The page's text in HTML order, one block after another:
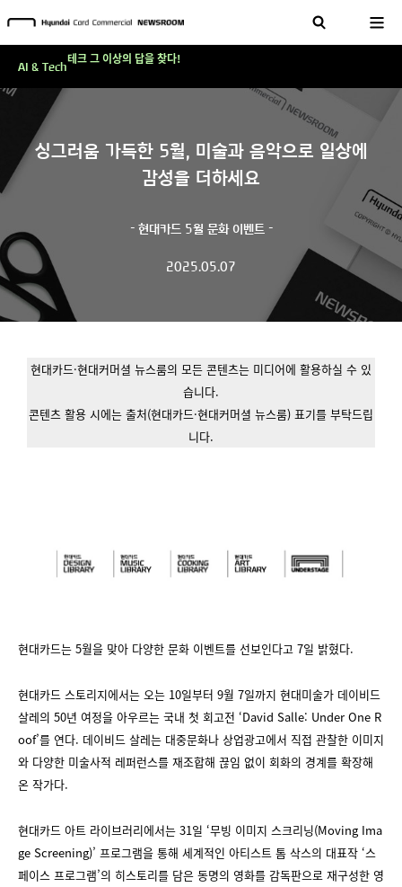
싱그러움 가득한 5월, 미술과 음악으로 일상에
감성을 더하세요
- 현대카드 5월 문화 이벤트 -
2025.05.07
현대카드·현대커머셜 뉴스룸의 모든 콘텐츠는 미디어에 활용하실 수 있
습니다.
콘텐츠 활용 시에는 출처(현대카드·현대커머셜 뉴스룸) 표기를 부탁드립
니다.
현대카드는 5월을 맞아 다양한 문화 이벤트를 선보인다고 7일 밝혔다.
현대카드 스토리지에서는 오는 10일부터 9월 7일까지 현대미술가 데이비드
살레의 50년 여정을 아우르는 국내 첫 회고전 ‘David Salle: Under One R
oof’를 연다. 데이비드 살레는 대중문화나 상업광고에서 직접 관찰한 이미지
와 다양한 미술사적 레퍼런스를 재조합해 끊임 없이 회화의 경계를 확장해
온 작가다.
현대카드 아트 라이브러리에서는 31일 ‘무빙 이미지 스크리닝(Moving Ima
ge Screening)’ 프로그램을 통해 세계적인 아티스트 톰 삭스의 대표작 ‘스
페이스 프로그램’의 히스토리를 담은 동명의 영화를 감독판으로 재구성한 영
AI & Tech
테크 그 이상의 답을 찾다!